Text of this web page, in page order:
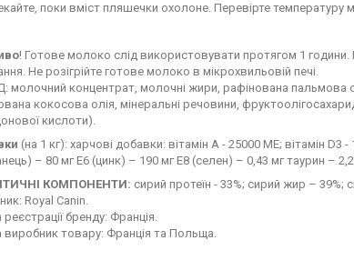
поки вміст пляшечки охолоне. Перевірте температуру
! Готове молоко слід використовувати протягом 1 години.
Не розігрійте готове молоко в мікрохвильовій печі.
молочний концентрат, молочні жири, рафінована пальмова
кокосова олія, мінеральні речовини,
кислоти).
(на 1 кг): харчові добавки: вітамін A - 25000 MЕ; вітамін
– 80 мг Е6 (цинк) – 190 мг Е8 (селен) – 0,43 мг таурин –
КОМПОНЕНТИ: сирий протеїн - 33%; сирий жир – 39%;
Royal Canin.
реєстрації бренду: Франція.
виробник товару: Франція та Польща.